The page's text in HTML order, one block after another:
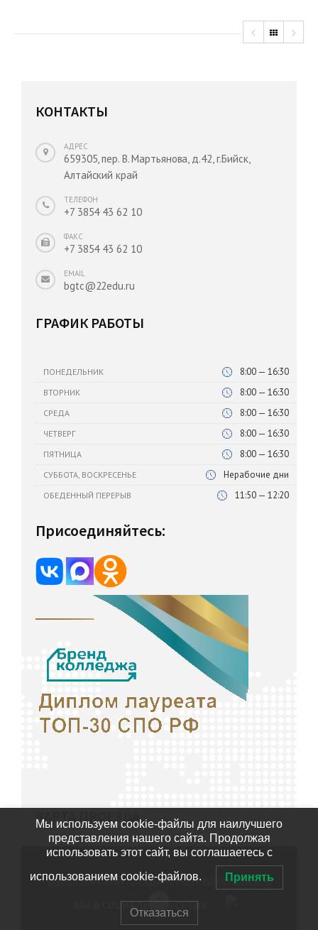
КОНТАКТЫ
АДРЕС
659305, пер. В. Мартьянова, д.42, г.Бийск,
Алтайский край
ТЕЛЕФОН
+7 3854 43 62 10
ФАКС
+7 3854 43 62 10
EMAIL
bgtc@22edu.ru
ГРАФИК РАБОТЫ
ПОНЕДЕЛЬНИК 8:00 — 16:30
ВТОРНИК 8:00 — 16:30
СРЕДА 8:00 — 16:30
ЧЕТВЕРГ 8:00 — 16:30
ПЯТНИЦА 8:00 — 16:30
СУББОТА, ВОСКРЕСЕНЬЕ Нерабочие дни
ОБЕДЕННЫЙ ПЕРЕРЫВ 11:50 — 12:20
Присоединяйтесь:
КАРТА ПРОЕЗДА
©2020БИЙСКИЙ ГОСУДАРСТВЕННЫЙ КОЛЛЕДЖ
МЫ В СОЦИАЛЬНЫХ СЕТЯХ
Мы используем cookie-файлы для наилучшего
представления нашего сайта. Продолжая
использовать этот сайт, вы соглашаетесь с
использованием cookie-файлов. Принять
Отказаться